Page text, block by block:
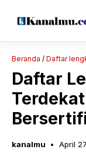
Beranda / Daftar
Daftar
kanalmu April